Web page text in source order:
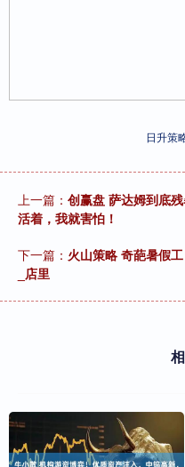
日升策
上一篇： 创赢盘 萨达姆到底
活着，我就害怕！
下一篇： 火山策略 奇葩暑假
_店里